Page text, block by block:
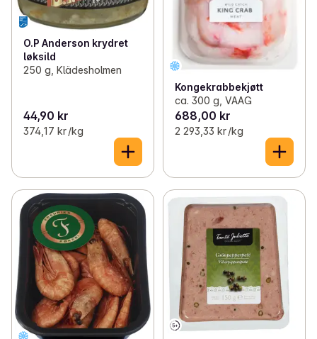
O.P Anderson krydret
løksild
250 g, Klädesholmen
44,90 kr
374,17 kr /kg
Kongekrabbekjøtt
ca. 300 g, VAAG
688,00 kr
2 293,33 kr /kg